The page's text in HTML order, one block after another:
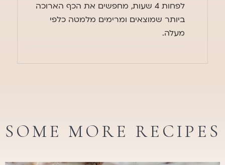
לפחות 4 שעות, מחפשים את הכף הארוכה
ביותר שמוצאים ומרימים מלמטה כלפי
מעלה.
SOME MORE RECIPES